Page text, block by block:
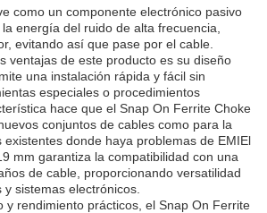
como un componente electrónico pasivo
energía del ruido de alta frecuencia,
evitando así que pase por el cable.
ventajas de este producto es su diseño
una instalación rápida y fácil sin
especiales o procedimientos
hace que el Snap On Ferrite Choke
conjuntos de cables como para la
existentes donde haya problemas de EMIEl
mm garantiza la compatibilidad con una
de cable, proporcionando versatilidad
sistemas electrónicos.
y rendimiento prácticos, el Snap On Ferrite